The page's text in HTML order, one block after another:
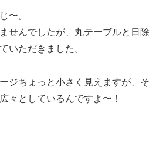
〜。
せんでしたが、丸テーブルと日除
いただきました。
ジちょっと小さく見えますが、そ
々としているんですよ〜！